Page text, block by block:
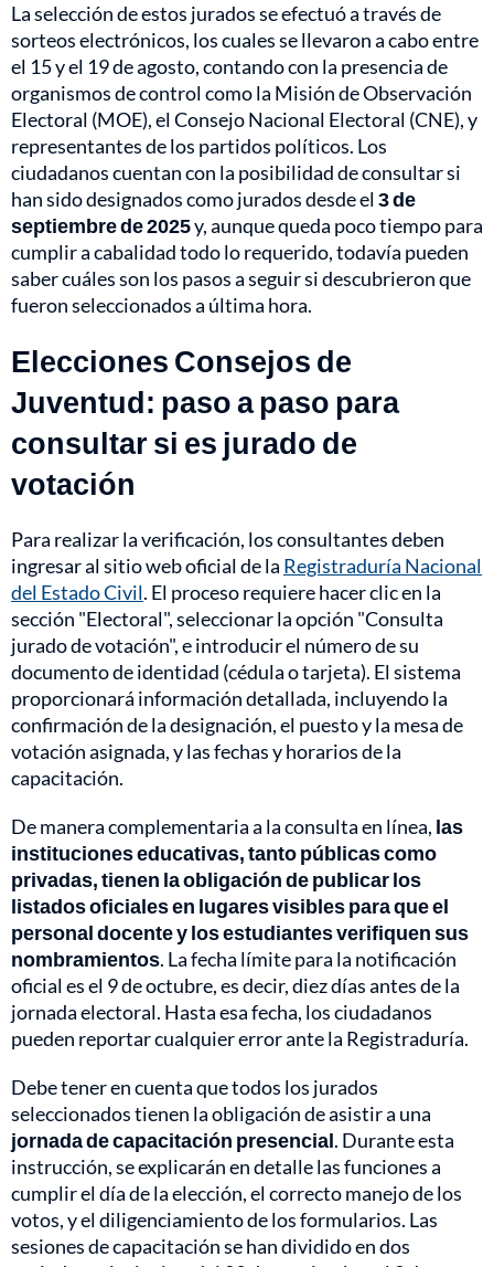
La selección de estos jurados se efectuó a través de
sorteos electrónicos, los cuales se llevaron a cabo entre
el 15 y el 19 de agosto, contando con la presencia de
organismos de control como la Misión de Observación
Electoral (MOE), el Consejo Nacional Electoral (CNE), y
representantes de los partidos políticos. Los
ciudadanos cuentan con la posibilidad de consultar si
han sido designados como jurados desde el3 de
septiembre de 2025y, aunque queda poco tiempo para
cumplir a cabalidad todo lo requerido, todavía pueden
saber cuáles son los pasos a seguir si descubrieron que
fueron seleccionados a última hora.
Elecciones Consejos de
Juventud: paso a paso para
consultar si es jurado de
votación
Para realizar la verificación, los consultantes deben
ingresar al sitio web oficial de la Registraduría Nacional
del Estado Civil. El proceso requiere hacer clic en la
sección "Electoral", seleccionar la opción "Consulta
jurado de votación", e introducir el número de su
documento de identidad (cédula o tarjeta). El sistema
proporcionará información detallada, incluyendo la
confirmación de la designación, el puesto y la mesa de
votación asignada, y las fechas y horarios de la
capacitación.
De manera complementaria a la consulta en línea, las
instituciones educativas, tanto públicas como
privadas, tienen la obligación de publicar los
listados oficiales en lugares visibles para que el
personal docente y los estudiantes verifiquen sus
nombramientos. La fecha límite para la notificación
oficial es el 9 de octubre, es decir, diez días antes de la
jornada electoral. Hasta esa fecha, los ciudadanos
pueden reportar cualquier error ante la Registraduría.
Debe tener en cuenta que todos los jurados
seleccionados tienen la obligación de asistir a una
jornada de capacitación presencial. Durante esta
instrucción, se explicarán en detalle las funciones a
cumplir el día de la elección, el correcto manejo de los
votos, y el diligenciamiento de los formularios. Las
sesiones de capacitación se han dividido en dos